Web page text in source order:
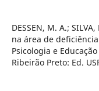
DESSEN, M. A.;
na área de
Psicologia e
Ribeirão Preto: Ed.